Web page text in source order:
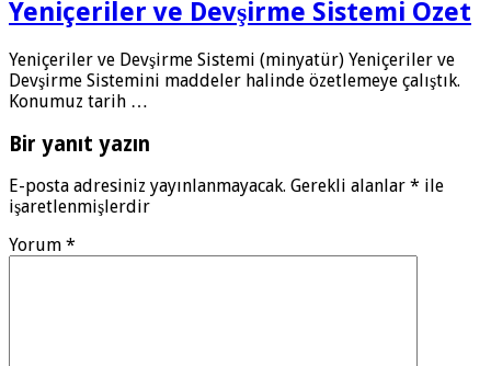
Yeniçeriler ve Devşirme Sistemi Özet
Yeniçeriler ve Devşirme Sistemi (minyatür) Yeniçeriler ve
Devşirme Sistemini maddeler halinde özetlemeye çalıştık.
Konumuz tarih …
Bir yanıt yazın
E-posta adresiniz yayınlanmayacak. Gerekli alanlar * ile
işaretlenmişlerdir
Yorum *